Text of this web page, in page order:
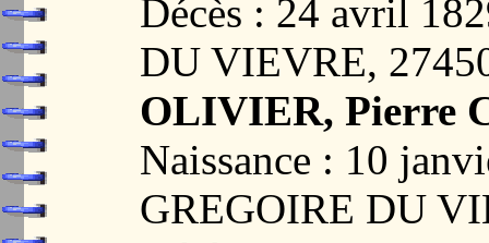
Décès : 24 avril
DU VIEVRE,
OLIVIER, Pierre
Naissance : 10
GREGOIRE DU